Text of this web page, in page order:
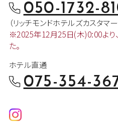
050-1732-
（リッチモンドホテルズカスタマー
※2025年12月25日(木)0:00より、
た。
ホテル直通
075-354-